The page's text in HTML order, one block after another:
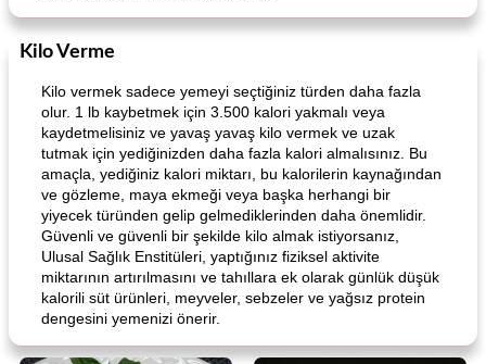
Kilo Verme
Kilo vermek sadece yemeyi seçtiğiniz türden daha fazla
olur. 1 lb kaybetmek için 3.500 kalori yakmalı veya
kaydetmelisiniz ve yavaş yavaş kilo vermek ve uzak
tutmak için yediğinizden daha fazla kalori almalısınız. Bu
amaçla, yediğiniz kalori miktarı, bu kalorilerin kaynağından
ve gözleme, maya ekmeği veya başka herhangi bir
yiyecek türünden gelip gelmediklerinden daha önemlidir.
Güvenli ve güvenli bir şekilde kilo almak istiyorsanız,
Ulusal Sağlık Enstitüleri, yaptığınız fiziksel aktivite
miktarının artırılmasını ve tahıllara ek olarak günlük düşük
kalorili süt ürünleri, meyveler, sebzeler ve yağsız protein
dengesini yemenizi önerir.